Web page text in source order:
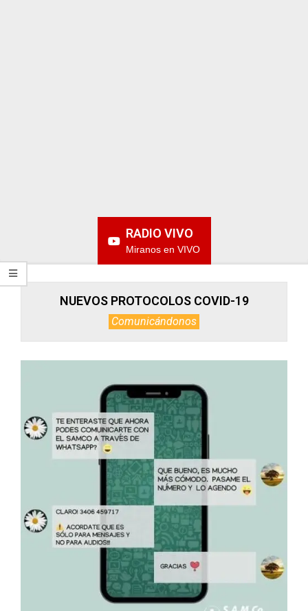
RADIO VIVO
Miranos en VIVO
NUEVOS PROTOCOLOS COVID-19
Comunicándonos